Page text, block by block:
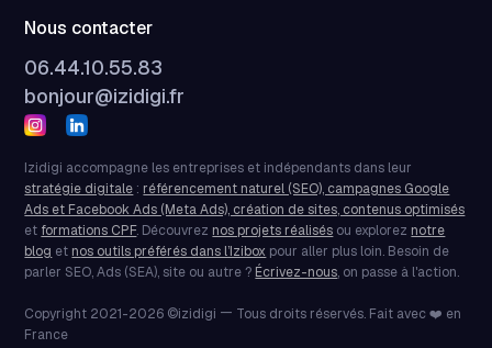
Nous contacter
06.44.10.55.83
bonjour@izidigi.fr
Izidigi accompagne les entreprises et indépendants dans leur
stratégie digitale : référencement naturel (SEO), campagnes Google
Ads et Facebook Ads (Meta Ads), création de sites, contenus optimisés
et formations CPF. Découvrez nos projets réalisés ou explorez notre
blog et nos outils préférés dans l’Izibox pour aller plus loin. Besoin de
parler SEO, Ads (SEA), site ou autre ? Écrivez-nous, on passe à l'action.
Copyright 2021-2026 ©izidigi — Tous droits réservés. Fait avec ❤️ en
France